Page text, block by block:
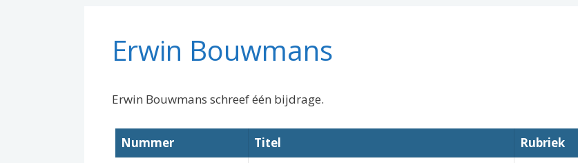
Erwin Bouwmans
Erwin Bouwmans schreef één bijdrage.
Nummer Titel
Rubriek